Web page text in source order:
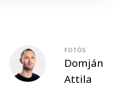
FOTÓS
Domján
Attila